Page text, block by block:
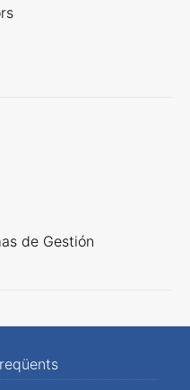
de Gestión